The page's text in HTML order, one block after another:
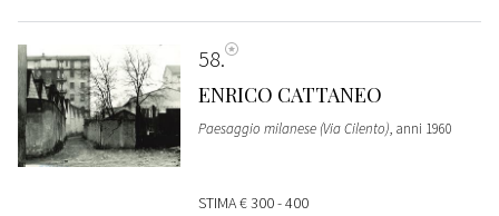
58
ENRICO CATTANEO
Paesaggio milanese (Via Cilento), anni 1960
STIMA€ 300 - 400